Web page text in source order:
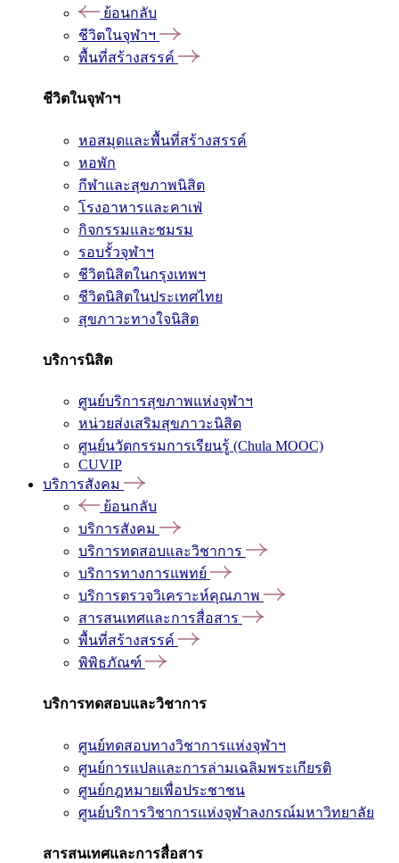
ย้อนกลับ
ชีวิตในจุฬาฯ
พื้นที่สร้างสรรค์
ชีวิตในจุฬาฯ
หอสมุดและพื้นที่สร้างสรรค์
หอพัก
กีฬาและสุขภาพนิสิต
โรงอาหารและคาเฟ่
กิจกรรมและชมรม
รอบรั้วจุฬาฯ
ชีวิตนิสิตในกรุงเทพฯ
ชีวิตนิสิตในประเทศไทย
สุขภาวะทางใจนิสิต
บริการนิสิต
ศูนย์บริการสุขภาพแห่งจุฬาฯ
หน่วยส่งเสริมสุขภาวะนิสิต
ศูนย์นวัตกรรมการเรียนรู้ (Chula MOOC)
CUVIP
บริการสังคม
ย้อนกลับ
บริการสังคม
บริการทดสอบและวิชาการ
บริการทางการแพทย์
บริการตรวจวิเคราะห์คุณภาพ
สารสนเทศและการสื่อสาร
พื้นที่สร้างสรรค์
พิพิธภัณฑ์
บริการทดสอบและวิชาการ
ศูนย์ทดสอบทางวิชาการแห่งจุฬาฯ
ศูนย์การแปลและการล่ามเฉลิมพระเกียรติ
ศูนย์กฎหมายเพื่อประชาชน
ศูนย์บริการวิชาการแห่งจุฬาลงกรณ์มหาวิทยาลัย
สารสนเทศและการสื่อสาร